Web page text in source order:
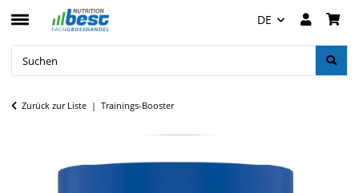
DE
Zurück zur Liste Trainings-Booster